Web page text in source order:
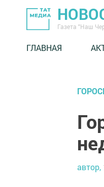
Газета "Наш
ГЛАВНАЯ
автор,